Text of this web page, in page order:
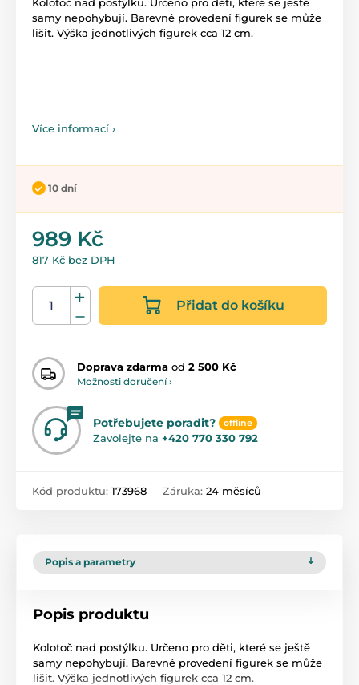
samy nepohybují. Barevné provedení figurek se může
lišit. Výška jednotlivých figurek cca 12 cm.
Více informací ›
10 dní
989 Kč
817 Kč bez DPH
Přidat do košíku
Doprava zdarma od 2 500 Kč
Možnosti doručení ›
Potřebujete poradit? offline
Zavolejte na +420 770 330 792
Kód produktu: 173968 Záruka: 24 měsíců
Popis a parametry
Popis produktu
Kolotoč nad postýlku. Určeno pro děti, které se ještě
samy nepohybují. Barevné provedení figurek se může
lišit. Výška jednotlivých figurek cca 12 cm.